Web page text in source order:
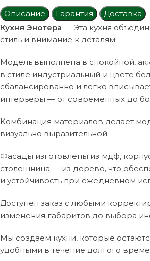
Описание Гарантия
Доставка
Кухня Энотера — Эта кухня
стиль и внимание к деталям.
Модель выполнена в спокойной,
в стиле индустриальный и цвете
сбалансированно и легко
интерьеры — от современных до
Комбинация материалов делает
визуально выразительной.
Фасады изготовлены из мдф,
столешница — из дерево, что
и устойчивость при ежедневном
Доступен заказ с любыми
изменения габаритов до выбора
Мы создаём кухни, которые
удобными в течение долгого